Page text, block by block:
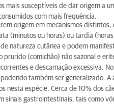
mais susceptíveis de dar origem a
com mais frequência.
origem em mecanismos
(minutos ou horas) ou tardia
natureza cutânea e podem
prurido (comichão) não sazonal e
e descamação excessiva.
também ser generalizado.
nesta espécie. Cerca de 10% dos
gastrointestinais, tais como